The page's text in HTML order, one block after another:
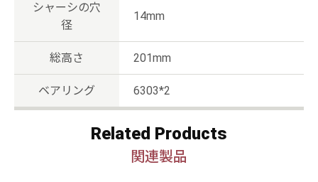
シャーシの穴
径
14mm
総高さ 201mm
ベアリング 6303*2
Related Products
関連製品